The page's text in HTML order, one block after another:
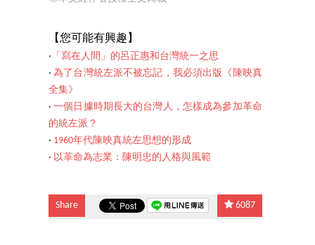
【您可能有興趣】
‧ 「寫在人間」的呂正惠和台灣統一之思
‧為了台灣統左派不被忘記，我必須出版《陳映真
全集》
‧一個日據時期長大的台灣人，怎樣成為參加革命
的統左派？
‧ 1960年代陳映真統左思想的形成
‧ 以革命為志業：陳明忠的人格與風範
Share 6087